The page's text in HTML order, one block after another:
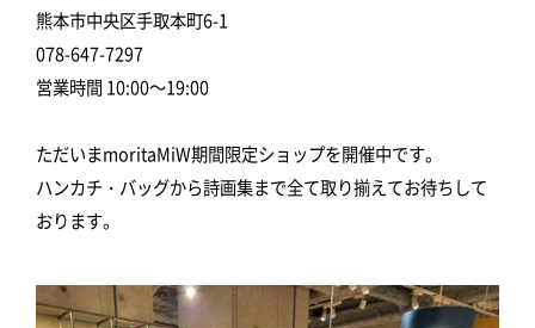
熊本市中央区手取本町6-1
078-647-7297
営業時間 10:00～19:00
ただいまmoritaMiW期間限定ショップを開催中です。
ハンカチ・バッグから詩画集まで全て取り揃えてお待ちして
おります。